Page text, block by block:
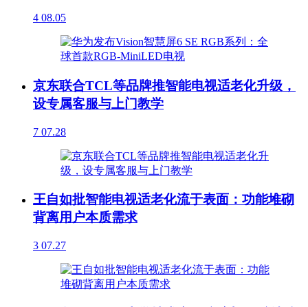
4 08.05
京东联合TCL等品牌推智能电视适老化升级，
设专属客服与上门教学
7 07.28
王自如批智能电视适老化流于表面：功能堆砌
背离用户本质需求
3 07.27